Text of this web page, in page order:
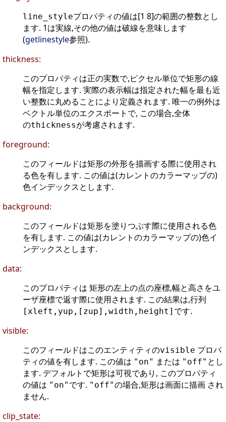
line_styleプロパティの値は[1 8]の範囲の整数とし
ます. 1は実線,その他の値は破線を意味します
(getlinestyle参照).
thickness:
このプロパティは正の実数で,ピクセル単位で矩形の線
幅を指定します. 実際の表示幅は指定された幅を最も近
い整数に丸めることにより定義されます. 唯一の例外は
ベクトル単位のエクスポートで, この場合,全体
のthicknessが考慮されます.
foreground:
このフィールドは矩形の外形を描画する際に使用され
る色を有します. この値は(カレントのカラーマップの)
色インデックスとします.
background:
このフィールドは矩形を塗りつぶす際に使用される色
を有します. この値は(カレントのカラーマップの)色イ
ンデックスとします.
data:
このプロパティは 矩形の左上の点の座標,幅と高さをユ
ーザ座標で返す際に使用されます. この結果は,行列
[xleft,yup,[zup],width,height] です.
visible:
このフィールドはこのエンティティのvisible プロパ
ティの値を有します. この値は "on" または "off" とし
ます. デフォルトで矩形は可視であり, このプロパティ
の値は "on" です. "off"の場合,矩形は画面に描画 され
ません.
clip_state: